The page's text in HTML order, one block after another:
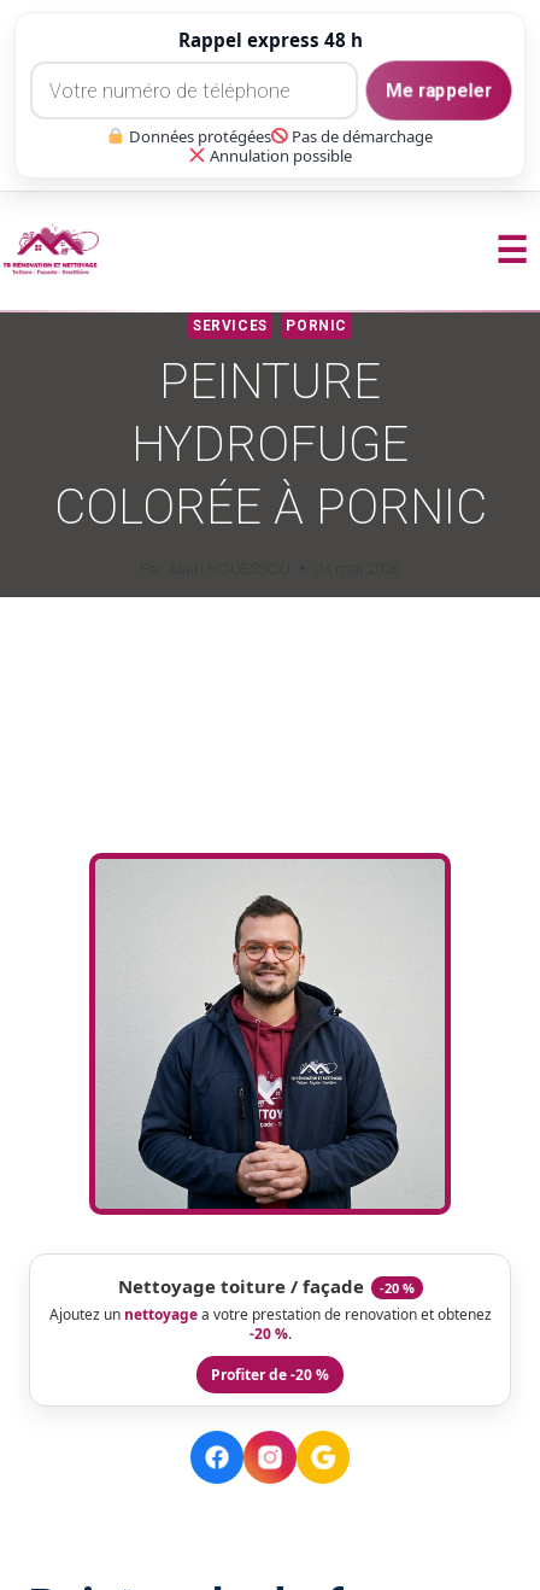
Rappel express 48 h
Me rappeler
Données protégées
Pas de démarchage
Annulation possible
☰
SERVICES PORNIC
PEINTURE
HYDROFUGE
COLORÉE À PORNIC
Nettoyage toiture / façade -20 %
Ajoutez un nettoyagea votre prestation de renovation et obtenez
-20 %.
Profiter de -20 %